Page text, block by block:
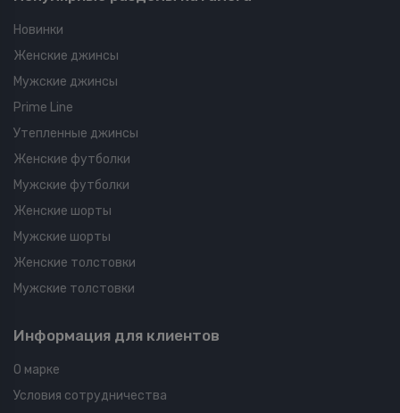
Новинки
Женские джинсы
Мужские джинсы
Prime Line
Утепленные джинсы
Женские футболки
Мужские футболки
Женские шорты
Мужские шорты
Женские толстовки
Мужские толстовки
Информация для клиентов
О марке
Условия сотрудничества